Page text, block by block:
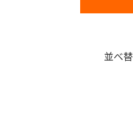
並べ